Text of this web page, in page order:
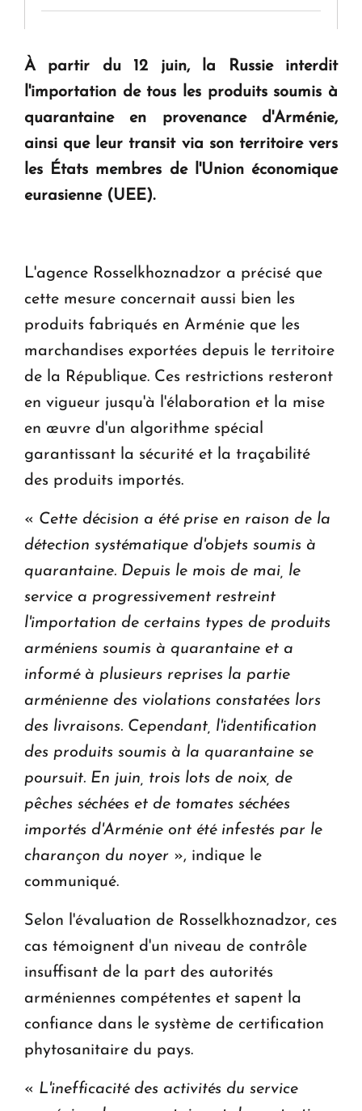
question d'un référendum ne se pose pas. "
KASA : 30 ans d'audace, de résilience et d'avenir
Le premier hôtel Hyatt Regency d'Arménie
ouvrira ses portes à Dilijan
À partir du 12 juin, la Russie interdit
l'importation de tous les produits soumis à
quarantaine en provenance d'Arménie,
ainsi que leur transit via son territoire vers
les États membres de l'Union économique
eurasienne (UEE).
L'agence Rosselkhoznadzor a précisé que
cette mesure concernait aussi bien les
produits fabriqués en Arménie que les
marchandises exportées depuis le territoire
de la République. Ces restrictions resteront
en vigueur jusqu'à l'élaboration et la mise
en œuvre d'un algorithme spécial
garantissant la sécurité et la traçabilité
des produits importés.
« Cette décision a été prise en raison de la
détection systématique d'objets soumis à
quarantaine. Depuis le mois de mai, le
service a progressivement restreint
l'importation de certains types de produits
arméniens soumis à quarantaine et a
informé à plusieurs reprises la partie
arménienne des violations constatées lors
des livraisons. Cependant, l'identification
des produits soumis à la quarantaine se
poursuit. En juin, trois lots de noix, de
pêches séchées et de tomates séchées
importés d'Arménie ont été infestés par le
charançon du noyer », indique le
communiqué.
Selon l'évaluation de Rosselkhoznadzor, ces
cas témoignent d'un niveau de contrôle
insuffisant de la part des autorités
arméniennes compétentes et sapent la
confiance dans le système de certification
phytosanitaire du pays.
« L'inefficacité des activités du service